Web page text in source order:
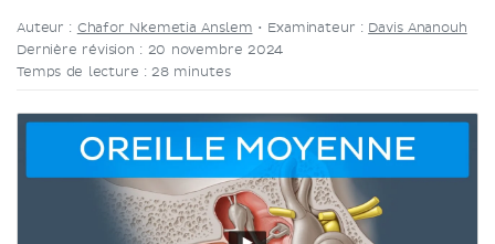
Auteur : Chafor Nkemetia Anslem • Examinateur : Davis Ananouh
Dernière révision : 20 novembre 2024
Temps de lecture : 28 minutes